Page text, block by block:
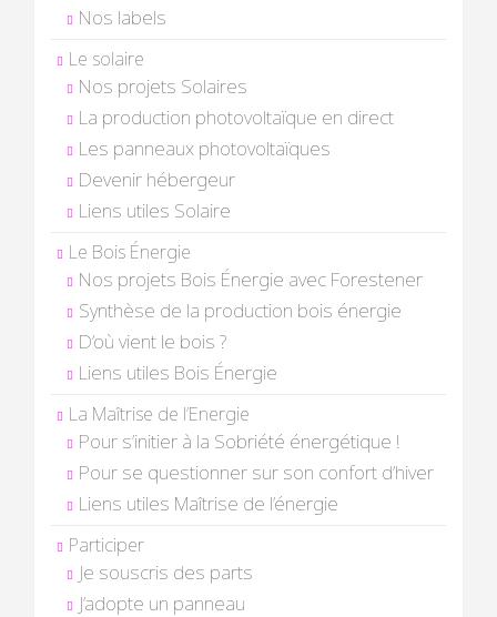
Nos labels
Le solaire
Nos projets Solaires
La production photovoltaïque en direct
Les panneaux photovoltaïques
Devenir hébergeur
Liens utiles Solaire
Le Bois Énergie
Nos projets Bois Énergie avec Forestener
Synthèse de la production bois énergie
D’où vient le bois ?
Liens utiles Bois Énergie
La Maîtrise de l’Energie
Pour s’initier à la Sobriété énergétique !
Pour se questionner sur son confort d’hiver
Liens utiles Maîtrise de l’énergie
Participer
Je souscris des parts
J’adopte un panneau